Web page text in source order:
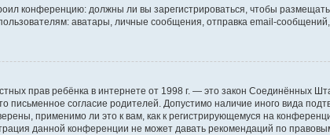
конференцию: должны ли вы зарегистрироваться, чтобы
аватары, личные сообщения, отправка email-сообщений,
прав ребёнка в интернете от 1998 г. — это закон Соединённых
согласие родителей. Допустимо наличие иного вида
применимо ли это к вам, как к регистрирующемуся на
данной конференции не может давать рекомендаций по